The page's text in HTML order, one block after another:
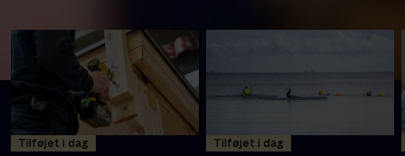
Tilføjet i dag Tilføjet i dag